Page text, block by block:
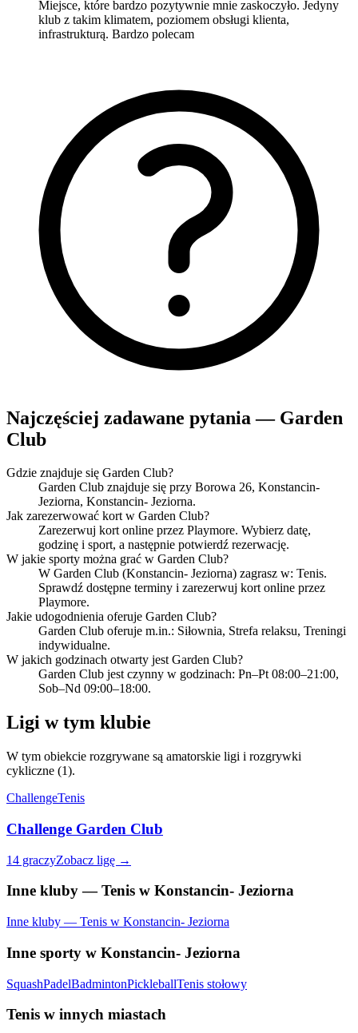
Miejsce, które bardzo pozytywnie mnie zaskoczyło. Jedyny
klub z takim klimatem, poziomem obsługi klienta,
infrastrukturą. Bardzo polecam
Najczęściej zadawane pytania — Garden
Club
Gdzie znajduje się Garden Club?
Garden Club znajduje się przy Borowa 26, Konstancin-
Jeziorna, Konstancin- Jeziorna.
Jak zarezerwować kort w Garden Club?
Zarezerwuj kort online przez Playmore. Wybierz datę,
godzinę i sport, a następnie potwierdź rezerwację.
W jakie sporty można grać w Garden Club?
W Garden Club (Konstancin- Jeziorna) zagrasz w: Tenis.
Sprawdź dostępne terminy i zarezerwuj kort online przez
Playmore.
Jakie udogodnienia oferuje Garden Club?
Garden Club oferuje m.in.: Siłownia, Strefa relaksu, Treningi
indywidualne.
W jakich godzinach otwarty jest Garden Club?
Garden Club jest czynny w godzinach: Pn–Pt 08:00–21:00,
Sob–Nd 09:00–18:00.
Ligi w tym klubie
W tym obiekcie rozgrywane są amatorskie ligi i rozgrywki
cykliczne (1).
ChallengeTenis
Challenge Garden Club
14 graczyZobacz ligę →
Inne kluby — Tenis w Konstancin- Jeziorna
Inne kluby — Tenis w Konstancin- Jeziorna
Inne sporty w Konstancin- Jeziorna
SquashPadelBadmintonPickleballTenis stołowy
Tenis w innych miastach